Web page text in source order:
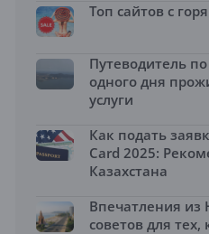
Топ сайтов с
Путеводитель
одного дня
услуги
Как подать
Card 2025:
Казахстана
Впечатления из
советов для